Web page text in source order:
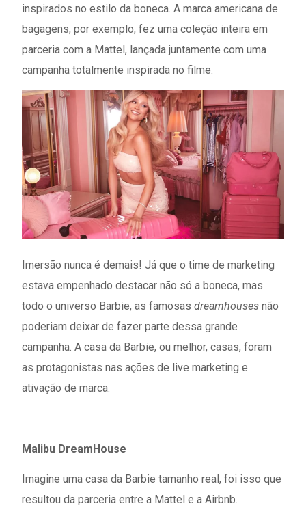
inspirados no estilo da boneca. A marca americana de
bagagens, por exemplo, fez uma coleção inteira em
parceria com a Mattel, lançada juntamente com uma
campanha totalmente inspirada no filme.
Imersão nunca é demais! Já que o time de marketing
estava empenhado destacar não só a boneca, mas
todo o universo Barbie, as famosas dreamhouses não
poderiam deixar de fazer parte dessa grande
campanha. A casa da Barbie, ou melhor, casas, foram
as protagonistas nas ações de live marketing e
ativação de marca.
Malibu DreamHouse
Imagine uma casa da Barbie tamanho real, foi isso que
resultou da parceria entre a Mattel e a Airbnb.